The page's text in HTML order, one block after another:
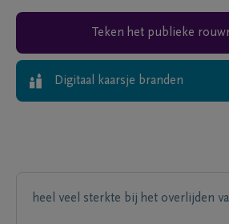
Teken het publieke
Digitaal kaarsje branden
heel veel sterkte bij het overlijden